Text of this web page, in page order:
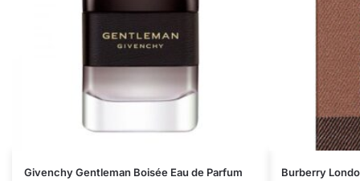
Givenchy Gentleman Boisée Eau de Parfum
Questo
Burberry
Questo